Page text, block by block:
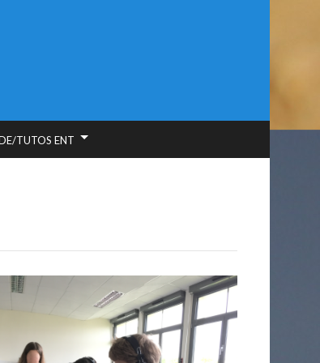
TUTOS ENT